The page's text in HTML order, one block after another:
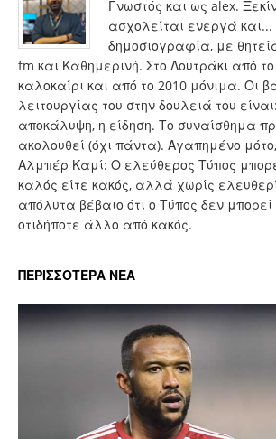
Γνωστός και ως alex.
ασχολείται ενεργά
δημοσιογραφία, με
fm και Καθημερινή. Στο Λουτράκι από
καλοκαίρι και από το 2010 μόνιμα. Οι
λειτουργίας του στην δουλειά του
αποκάλυψη, η είδηση. Το συναίσθημα
ακολουθεί (όχι πάντα). Αγαπημένο
Αλμπέρ Καμί: Ο ελεύθερος Τύπος
καλός είτε κακός, αλλά χωρίς
απόλυτα βέβαιο ότι ο Τύπος δεν μπορεί
οτιδήποτε άλλο από κακός.
ΠΕΡΙΣΣΟΤΕΡΑ ΝΕΑ